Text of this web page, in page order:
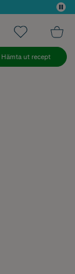
Hämta ut recept